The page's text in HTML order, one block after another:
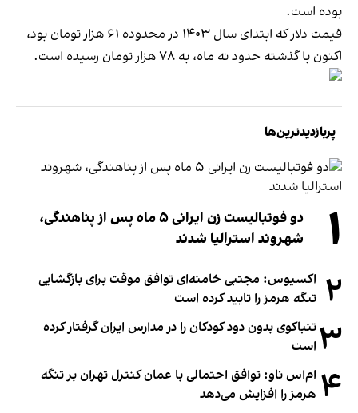
بوده است.
قیمت دلار که ابتدای سال ۱۴۰۳ در محدوده ۶۱ هزار تومان بود،
اکنون با گذشته حدود نه ماه، به ۷۸ هزار تومان رسیده است.
پربازدیدترین‌ها
۱
دو فوتبالیست زن ایرانی ۵ ماه پس از پناهندگی،
شهروند استرالیا شدند
۲ اکسیوس: مجتبی خامنه‌ای توافق موقت برای بازگشایی
تنگه هرمز را تایید کرده است
۳تنباکوی بدون دود کودکان را در مدارس ایران گرفتار کرده
است
۴ ام‌اس ناو: توافق احتمالی با عمان کنترل تهران بر تنگه
هرمز را افزایش می‌دهد